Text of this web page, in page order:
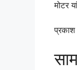
मोटर
प्रकाश